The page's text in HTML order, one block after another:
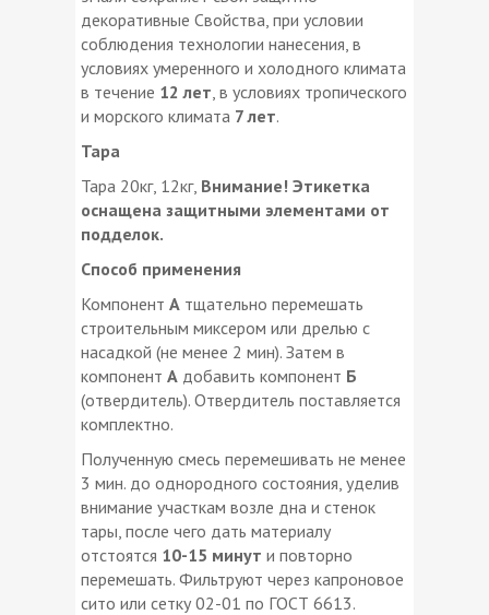
декоративные Свойства, при условии
соблюдения технологии нанесения, в
условиях умеренного и холодного климата
в течение 12 лет , в условиях тропического
и морского климата 7 лет.
Тара
Тара 20кг, 12кг, Внимание! Этикетка
оснащена защитными элементами­ от
подделок.
Способ применения
Компонент А тщательно перемешать
строительным миксером или дрелью с
насадкой (не менее 2 мин). Затем в
компонент А добавить компонент Б
(отвердитель). Отвердитель поставляется
комплектно.
Полученную смесь перемешивать не менее
3 мин. до однородного состояния, уделив
внимание участкам возле дна и стенок
тары, после чего дать материалу
отстоятся 10-15 минут и повторно
перемешать. Фильтруют через капроновое
сито или сетку 02-01 по ГОСТ 6613.